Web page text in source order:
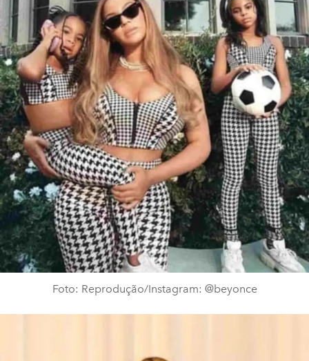
Foto: Reprodução/Instagram: @beyonce